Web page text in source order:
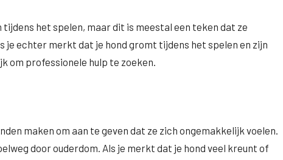
het spelen, maar dit is meestal een teken dat ze
je echter merkt dat je hond gromt tijdens het spelen en zijn
om professionele hulp te zoeken.
maken om aan te geven dat ze zich ongemakkelijk voelen.
door ouderdom. Als je merkt dat je hond veel kreunt of